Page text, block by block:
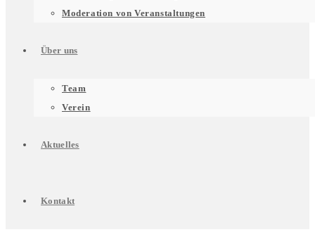
Moderation von Veranstaltungen
Über uns
Team
Verein
Aktuelles
Kontakt